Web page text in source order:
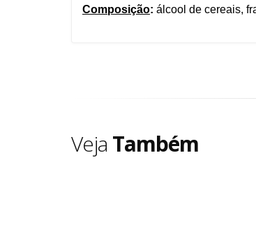
Composição: álcool de cereais,
Veja Também